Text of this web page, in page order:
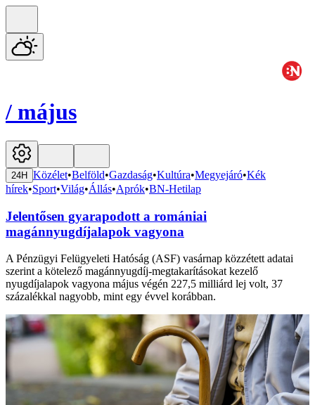
/ május
24H Közélet•Belföld•Gazdaság•Kultúra•Megyejáró•Kék
hírek•Sport•Világ•Állás•Aprók•BN-Hetilap
Jelentősen gyarapodott a romániai
magánnyugdíjalapok vagyona
A Pénzügyi Felügyeleti Hatóság (ASF) vasárnap közzétett adatai
szerint a kötelező magánnyugdíj-megtakarításokat kezelő
nyugdíjalapok vagyona május végén 227,5 milliárd lej volt, 37
százalékkal nagyobb, mint egy évvel korábban.